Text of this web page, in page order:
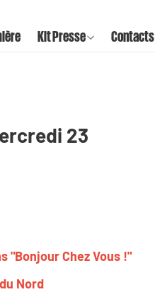
Kit Presse Contacts
23
"Bonjour Chez Vous !"
Nord